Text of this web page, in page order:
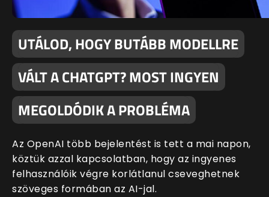
UTÁLOD, HOGY BUTÁBB MODELLRE
VÁLT A CHATGPT? MOST INGYEN
MEGOLDÓDIK A PROBLÉMA
Az OpenAI több bejelentést is tett a mai napon,
köztük azzal kapcsolatban, hogy az ingyenes
felhasználóik végre korlátlanul cseveghetnek
szöveges formában az AI-jal.